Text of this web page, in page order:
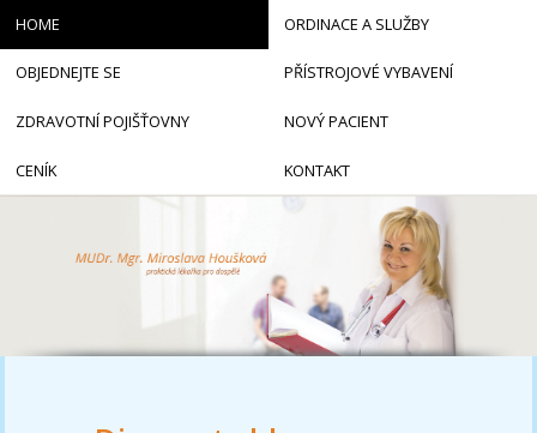
HOME ORDINACE A SLUŽBY
OBJEDNEJTE SE PŘÍSTROJOVÉ VYBAVENÍ
ZDRAVOTNÍ POJIŠŤOVNY NOVÝ PACIENT
CENÍK KONTAKT